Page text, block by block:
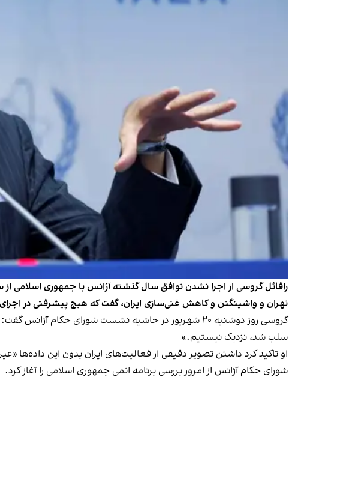
رافائل گروسی از اجرا نشدن توافق سال گذشته آژانس با جمهوری اسلامی از
تهران و واشینگتن و کاهش غنی‌سازی ایران، گفت که هیچ پیشرفتی در
گروسی روز دوشنبه ۲۰ شهریور در حاشیه نشست شورای
سلب شد، نزدیک نیستیم.»
او تاکید کرد داشتن تصویر دقیقی از فعالیت‌های ایران بدون این داده‌ها
شورای حکام آژانس از امروز بررسی برنامه اتمی جمهوری اسلامی را آغاز کرد.